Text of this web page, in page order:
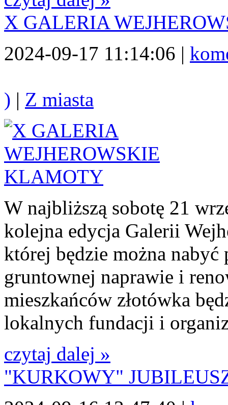
X GALERIA
2024-09-17 11:14:06 |
) | Z miasta
W najbliższą sobotę 21
kolejna edycja Galerii
której będzie można
gruntownej naprawie i
mieszkańców złotówka
lokalnych fundacji i
czytaj dalej »
"KURKOWY"